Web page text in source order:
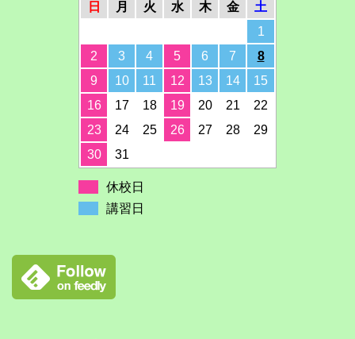
日
月 火 水 木 金
土
1
2
3 4 5 6 7
8
9
10 11 12 13 14
15
16
17 18 19 20 21
22
23
24 25 26 27 28
29
30
31
休校日
講習日